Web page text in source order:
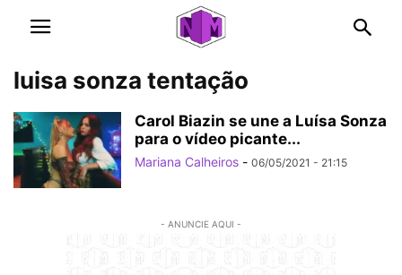
luisa sonza tentação
Carol Biazin se une a Luísa Sonza
para o vídeo picante...
Mariana Calheiros - 06/05/2021 - 21:15
- ANUNCIE AQUI -